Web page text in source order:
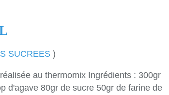
SUCREES )
au thermomix Ingrédients : 300gr
d'agave 80gr de sucre 50gr de farine de